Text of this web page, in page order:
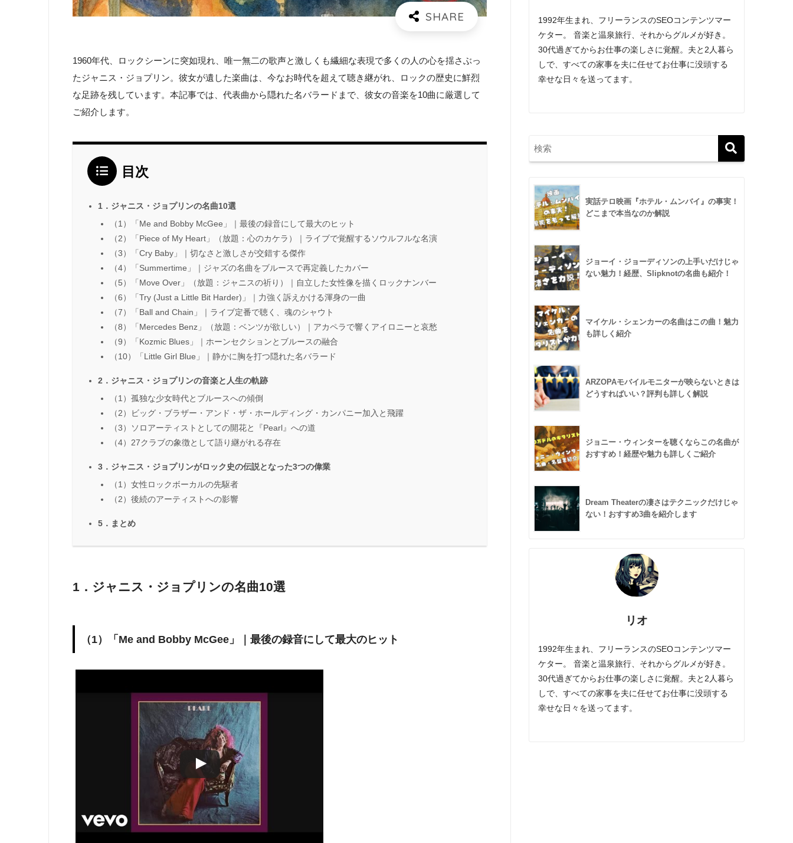
1960年代、ロックシーンに突如現れ、唯一無二の歌声と激しくも繊細な表現で多くの人の心を揺さぶっ
たジャニス・ジョプリン。彼女が遺した楽曲は、今なお時代を超えて聴き継がれ、ロックの歴史に鮮烈
な足跡を残しています。本記事では、代表曲から隠れた名バラードまで、彼女の音楽を10曲に厳選して
ご紹介します。
目次
1．ジャニス・ジョプリンの名曲10選
（1）「Me and Bobby McGee」｜最後の録音にして最大のヒット
（2）「Piece of My Heart」（放題：心のカケラ）｜ライブで覚醒するソウルフルな名演
（3）「Cry Baby」｜切なさと激しさが交錯する傑作
（4）「Summertime」｜ジャズの名曲をブルースで再定義したカバー
（5）「Move Over」（放題：ジャニスの祈り）｜自立した女性像を描くロックナンバー
（6）「Try (Just a Little Bit Harder)」｜力強く訴えかける渾身の一曲
（7）「Ball and Chain」｜ライブ定番で聴く、魂のシャウト
（8）「Mercedes Benz」（放題：ベンツが欲しい）｜アカペラで響くアイロニーと哀愁
（9）「Kozmic Blues」｜ホーンセクションとブルースの融合
（10）「Little Girl Blue」｜静かに胸を打つ隠れた名バラード
2．ジャニス・ジョプリンの音楽と人生の軌跡
（1）孤独な少女時代とブルースへの傾倒
（2）ビッグ・ブラザー・アンド・ザ・ホールディング・カンパニー加入と飛躍
（3）ソロアーティストとしての開花と『Pearl』への道
（4）27クラブの象徴として語り継がれる存在
3．ジャニス・ジョプリンがロック史の伝説となった3つの偉業
（1）女性ロックボーカルの先駆者
（2）後続のアーティストへの影響
5．まとめ
1．ジャニス・ジョプリンの名曲10選
（1）「Me and Bobby McGee」｜最後の録音にして最大のヒット
1992年生まれ、フリーランスのSEOコンテンツマー
ケター。 音楽と温泉旅行、それからグルメが好き。
30代過ぎてからお仕事の楽しさに覚醒。夫と2人暮ら
しで、すべての家事を夫に任せてお仕事に没頭する
幸せな日々を送ってます。
実話テロ映画『ホテル・ムンバイ』の事実！
どこまで本当なのか解説
ジョーイ・ジョーディソンの上手いだけじゃ
ない魅力！経歴、Slipknotの名曲も紹介！
マイケル・シェンカーの名曲はこの曲！魅力
も詳しく紹介
ARZOPAモバイルモニターが映らないときは
どうすればいい？評判も詳しく解説
ジョニー・ウィンターを聴くならこの名曲が
おすすめ！経歴や魅力も詳しくご紹介
Dream Theaterの凄さはテクニックだけじゃ
ない！おすすめ3曲を紹介します
リオ
1992年生まれ、フリーランスのSEOコンテンツマー
ケター。 音楽と温泉旅行、それからグルメが好き。
30代過ぎてからお仕事の楽しさに覚醒。夫と2人暮ら
しで、すべての家事を夫に任せてお仕事に没頭する
幸せな日々を送ってます。